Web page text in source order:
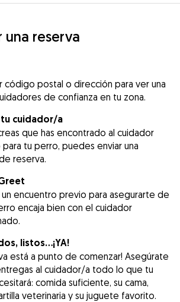
una reserva
código postal o dirección para ver una
de confianza en tu zona.
tu cuidador/a
que has encontrado al cuidador
tu perro, puedes enviar una
reserva.
un encuentro previo para asegurarte de
encaja bien con el cuidador
listos...¡YA!
está a punto de comenzar! Asegúrate
al cuidador/a todo lo que tu
comida suficiente, su cama,
veterinaria y su juguete favorito.